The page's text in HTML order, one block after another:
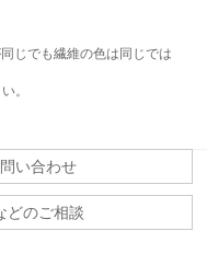
じでも繊維の色は同じでは
。
い合わせ
どのご相談